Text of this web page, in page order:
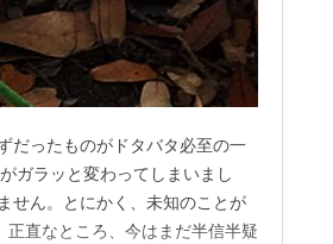
だったものがドタバタ必至の一
ガラッと変わってしまいまし
せん。とにかく、未知のことが
直なところ、今はまだ半信半疑